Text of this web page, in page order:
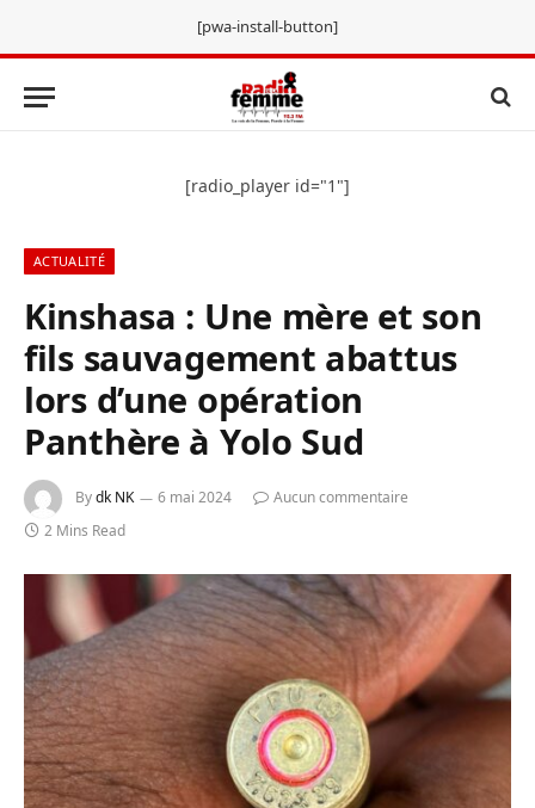
[pwa-install-button]
[radio_player id="1"]
ACTUALITÉ
Kinshasa : Une mère et son
fils sauvagement abattus
lors d’une opération
Panthère à Yolo Sud
Bydk NK 6 mai 2024
Aucun commentaire
2 Mins Read